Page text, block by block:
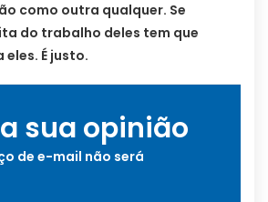
como outra qualquer. Se
do trabalho deles tem que
eles. É justo.
sua opinião
de e-mail não será